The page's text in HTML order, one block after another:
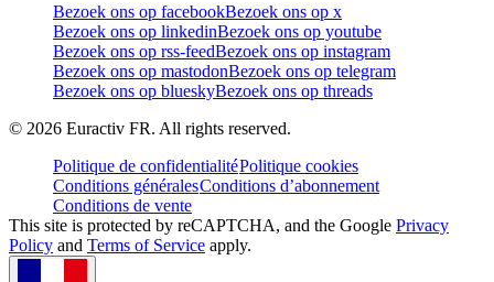
Bezoek ons op facebookBezoek ons op x
Bezoek ons op linkedinBezoek ons op youtube
Bezoek ons op rss-feedBezoek ons op instagram
Bezoek ons op mastodonBezoek ons op telegram
Bezoek ons op blueskyBezoek ons op threads
© 2026 Euractiv FR. All rights reserved.
Politique de confidentialitéPolitique cookies
Conditions généralesConditions d’abonnement
Conditions de vente
This site is protected by reCAPTCHA, and the Google Privacy
Policy and Terms of Service apply.